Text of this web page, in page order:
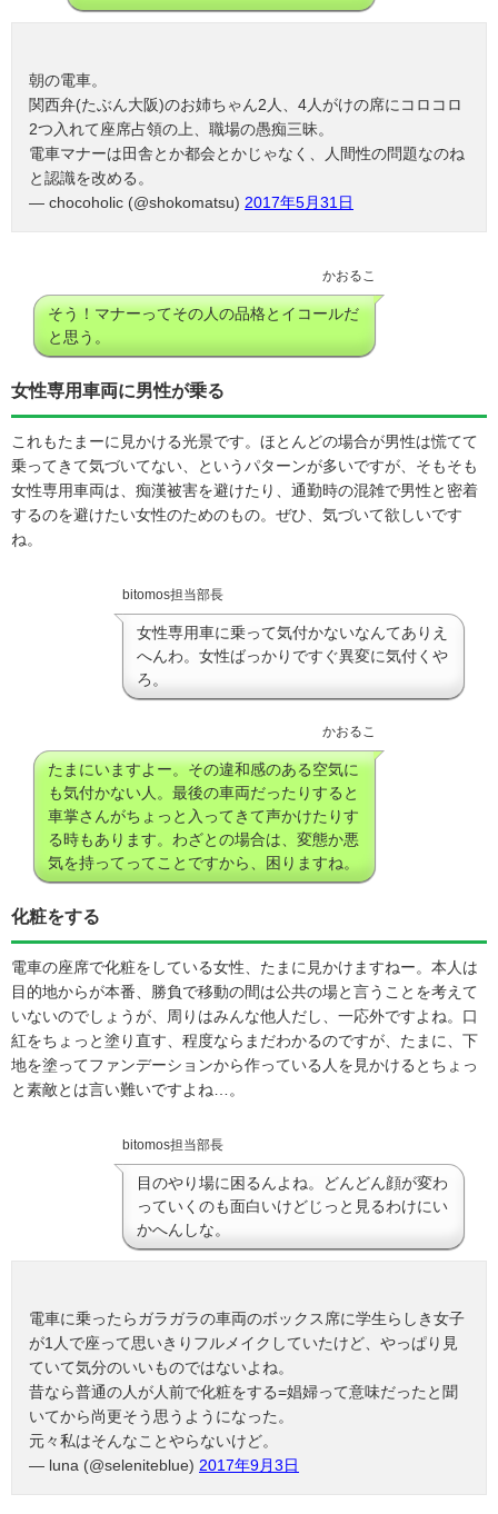
朝の電車。
関西弁(たぶん大阪)のお姉ちゃん2人、4人がけの席にコロコロ
2つ入れて座席占領の上、職場の愚痴三昧。
電車マナーは田舎とか都会とかじゃなく、人間性の問題なのね
と認識を改める。
— chocoholic (@shokomatsu) 2017年5月31日
かおるこ
そう！マナーってその人の品格とイコールだ
と思う。
女性専用車両に男性が乗る
これもたまーに見かける光景です。ほとんどの場合が男性は慌てて
乗ってきて気づいてない、というパターンが多いですが、そもそも
女性専用車両は、痴漢被害を避けたり、通勤時の混雑で男性と密着
するのを避けたい女性のためのもの。ぜひ、気づいて欲しいです
ね。
bitomos担当部長
女性専用車に乗って気付かないなんてありえ
へんわ。女性ばっかりですぐ異変に気付くや
ろ。
かおるこ
たまにいますよー。その違和感のある空気に
も気付かない人。最後の車両だったりすると
車掌さんがちょっと入ってきて声かけたりす
る時もあります。わざとの場合は、変態か悪
気を持ってってことですから、困りますね。
化粧をする
電車の座席で化粧をしている女性、たまに見かけますねー。本人は
目的地からが本番、勝負で移動の間は公共の場と言うことを考えて
いないのでしょうが、周りはみんな他人だし、一応外ですよね。口
紅をちょっと塗り直す、程度ならまだわかるのですが、たまに、下
地を塗ってファンデーションから作っている人を見かけるとちょっ
と素敵とは言い難いですよね…。
bitomos担当部長
目のやり場に困るんよね。どんどん顔が変わ
っていくのも面白いけどじっと見るわけにい
かへんしな。
電車に乗ったらガラガラの車両のボックス席に学生らしき女子
が1人で座って思いきりフルメイクしていたけど、やっぱり見
ていて気分のいいものではないよね。
昔なら普通の人が人前で化粧をする=娼婦って意味だったと聞
いてから尚更そう思うようになった。
元々私はそんなことやらないけど。
— luna (@seleniteblue) 2017年9月3日